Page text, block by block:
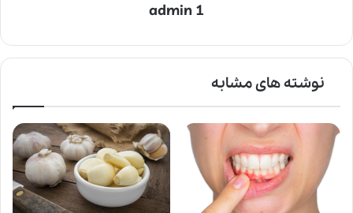
admin 1
نوشته های مشابه